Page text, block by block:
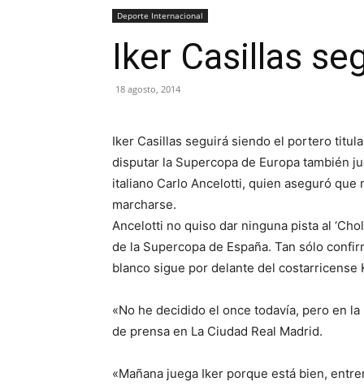
Deporte Internacional
Iker Casillas
18 agosto, 2014
Iker Casillas seguirá siendo el portero
disputar la Supercopa de Europa también
italiano Carlo Ancelotti, quien aseguró
marcharse.
Ancelotti no quiso dar ninguna pista al
de la Supercopa de España. Tan sólo
blanco sigue por delante del costarricense
«No he decidido el once todavía, pero en
de prensa en La Ciudad Real Madrid.
«Mañana juega Iker porque está bien,